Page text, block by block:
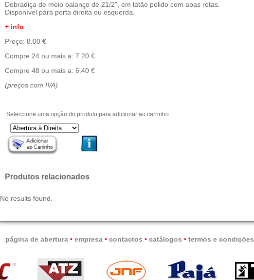
Dobradiça de meio balanço de 21/2", em latão polido com abas retas.
Disponível para porta direita ou esquerda.
+ info
Preço: 8.00 €
Compre 24 ou mais a: 7.20 €
Compre 48 ou mais a: 6.40 €
(preços com IVA)
Seleccione uma opção do produto para adicionar ao carrinho
Produtos relacionados
No results found.
página de abertura • empresa • contactos • catálogos • termos e condições